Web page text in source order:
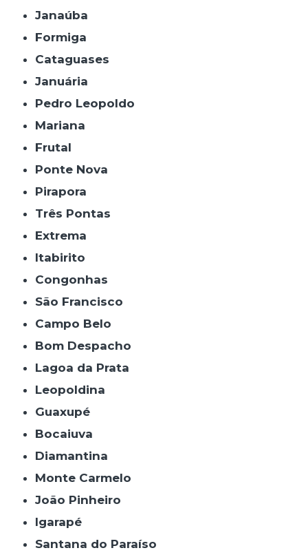
Janaúba
Formiga
Cataguases
Januária
Pedro Leopoldo
Mariana
Frutal
Ponte Nova
Pirapora
Três Pontas
Extrema
Itabirito
Congonhas
São Francisco
Campo Belo
Bom Despacho
Lagoa da Prata
Leopoldina
Guaxupé
Bocaiuva
Diamantina
Monte Carmelo
João Pinheiro
Igarapé
Santana do Paraíso